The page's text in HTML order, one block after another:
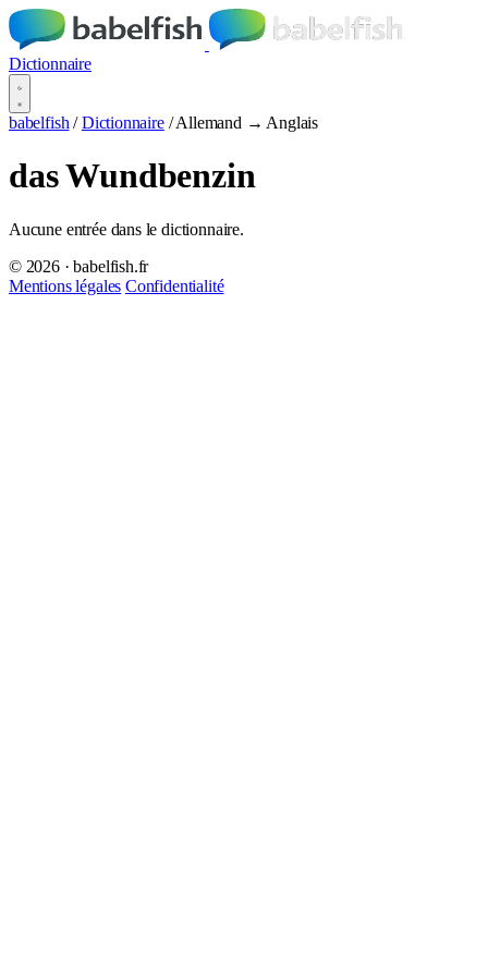
Dictionnaire
babelfish / Dictionnaire / Allemand → Anglais
das Wundbenzin
Aucune entrée dans le dictionnaire.
© 2026 · babelfish.fr
Mentions légales Confidentialité